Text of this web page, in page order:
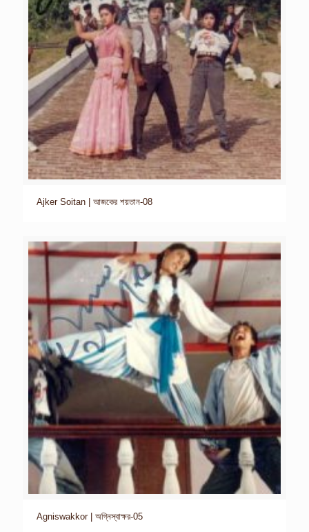
Ajker Soitan | আজকের শয়তান-08
Agniswakkor | অগ্নিস্বাক্ষর-05